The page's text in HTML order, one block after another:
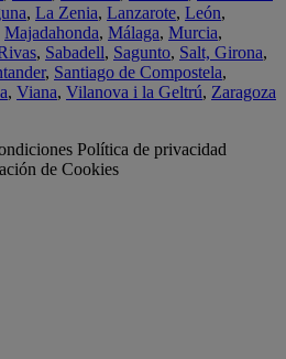
, La Zenia, Lanzarote, León,
Majadahonda, Málaga, Murcia,
, Sabadell, Sagunto, Salt, Girona,
, Santiago de Compostela,
, Viana, Vilanova i la Geltrú, Zaragoza
Política de privacidad
de Cookies